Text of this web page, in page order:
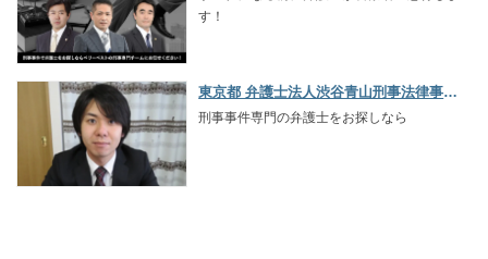
す！
東京都 弁護士法人渋谷青山刑事法律事務所
刑事事件専門の弁護士をお探しなら